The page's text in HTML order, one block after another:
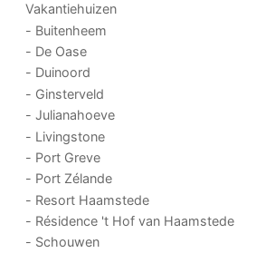
Vakantiehuizen
- Buitenheem
- De Oase
- Duinoord
- Ginsterveld
- Julianahoeve
- Livingstone
- Port Greve
- Port Zélande
- Resort Haamstede
- Résidence 't Hof van Haamstede
- Schouwen